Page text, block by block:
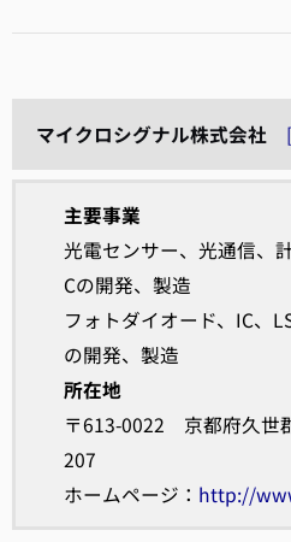
マイクロシグナル株式会社
主要事業
光電センサー、光通信、
Cの開発、製造
フォトダイオード、IC、
の開発、製造
所在地
〒613-0022 京都府久世
207
ホームページ： http://